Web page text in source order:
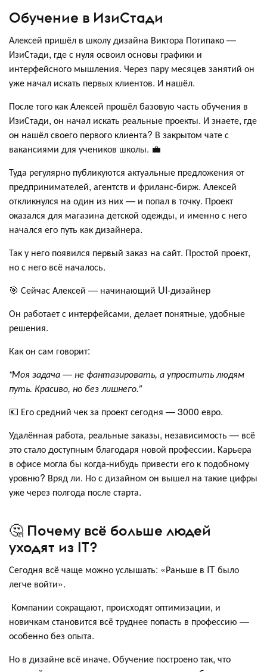
Обучение в ИзиСтади
Алексей пришёл в школу дизайна Виктора Потипако —
ИзиСтади, где с нуля освоил основы графики и
интерфейсного мышления. Через пару месяцев занятий он
уже начал искать первых клиентов. И нашёл.
После того как Алексей прошёл базовую часть обучения в
ИзиСтади, он начал искать реальные проекты. И знаете, где
он нашёл своего первого клиента? В закрытом чате с
вакансиями для учеников школы. 💼
Туда регулярно публикуются актуальные предложения от
предпринимателей, агентств и фриланс-бирж. Алексей
откликнулся на один из них — и попал в точку. Проект
оказался для магазина детской одежды, и именно с него
начался его путь как дизайнера.
Так у него появился первый заказ на сайт. Простой проект,
но с него всё началось.
🎯 Сейчас Алексей — начинающий UI-дизайнер
Он работает с интерфейсами, делает понятные, удобные
решения.
Как он сам говорит:
“Моя задача — не фантазировать, а упростить людям
путь. Красиво, но без лишнего.”
💶 Его средний чек за проект сегодня — 3000 евро.
Удалённая работа, реальные заказы, независимость — всё
это стало доступным благодаря новой профессии. Карьера
в офисе могла бы когда-нибудь привести его к подобному
уровню? Вряд ли. Но с дизайном он вышел на такие цифры
уже через полгода после старта.
🤔 Почему всё больше людей
уходят из IT?
Сегодня всё чаще можно услышать: «Раньше в IT было
легче войти».
Компании сокращают, происходят оптимизации, и
новичкам становится всё труднее попасть в профессию —
особенно без опыта.
Но в дизайне всё иначе. Обучение построено так, что